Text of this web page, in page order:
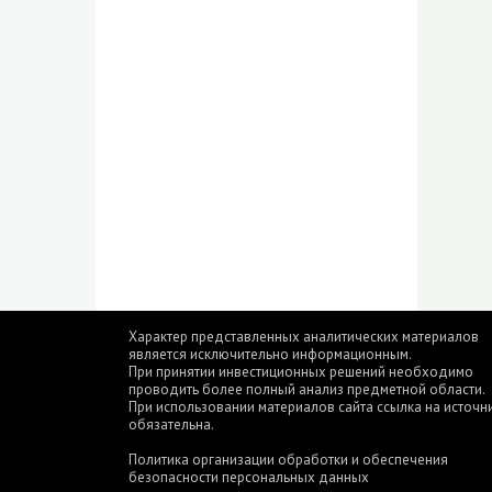
Характер представленных аналитических материалов
является исключительно информационным.
При принятии инвестиционных решений необходимо
проводить более полный анализ предметной области.
При использовании материалов сайта ссылка на
обязательна.
Политика организации обработки и обеспечения
безопасности персональных данных